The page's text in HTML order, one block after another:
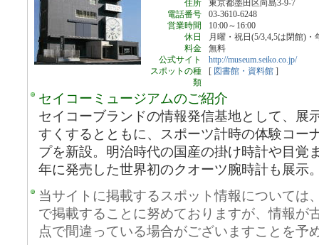
住所
東京都墨田区向島3-9-7
電話番号
03-3610-6248
営業時間
10:00～16:00
休日
月曜・祝日(5/3,4,5は閉館)・
料金
無料
公式サイト
http://museum.seiko.co.jp/
スポットの種
類
[ 図書館・資料館]
セイコーミュージアムのご紹介
セイコーブランドの情報発信基地として、展
すくするとともに、スポーツ計時の体験コー
プを新設。明治時代の国産の掛け時計や目覚
年に発売した世界初のクオーツ腕時計も展示
当サイトに掲載するスポット情報については
で掲載することに努めておりますが、情報が
点で間違っている場合がございますことを予